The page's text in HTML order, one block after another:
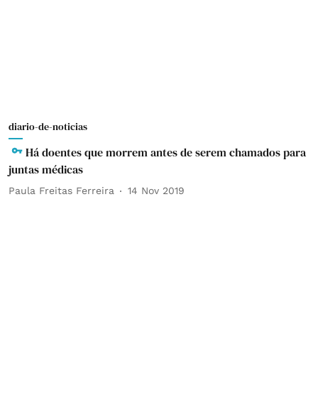
diario-de-noticias
Há doentes que morrem antes de serem chamados para
juntas médicas
Paula Freitas Ferreira 14 Nov 2019